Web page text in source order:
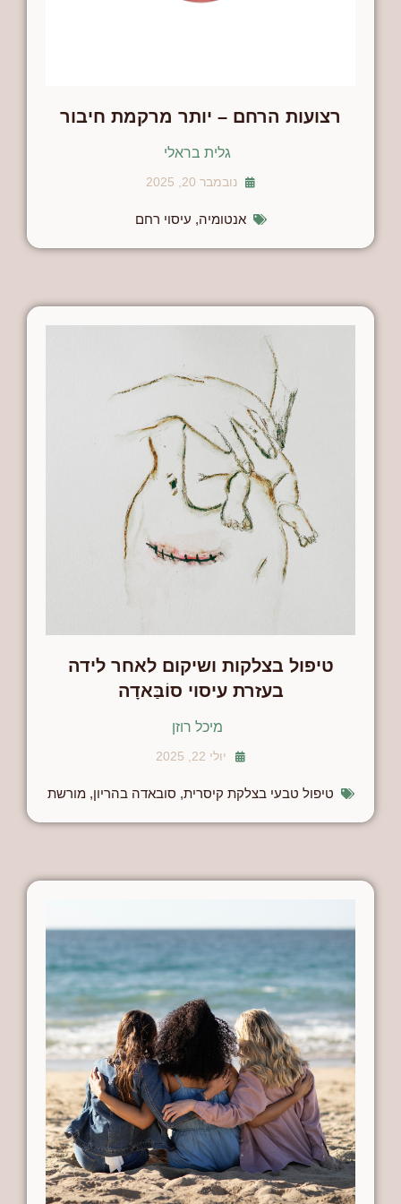
רצועות הרחם – יותר מרקמת חיבור
גלית בראלי
נובמבר 20, 2025
אנטומיה, עיסוי רחם
טיפול בצלקות ושיקום לאחר לידה
בעזרת עיסוי סוֹבַּאדָה
מיכל רוזן
יולי 22, 2025
טיפול טבעי בצלקת קיסרית, סובאדה בהריון,מורשת